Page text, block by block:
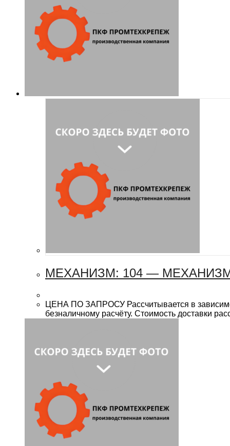
МЕХАНИЗМ: 104 —
ЦЕНА ПО ЗАПРОСУ Рассчитывается в
безналичному расчёту. Стоимость доставки